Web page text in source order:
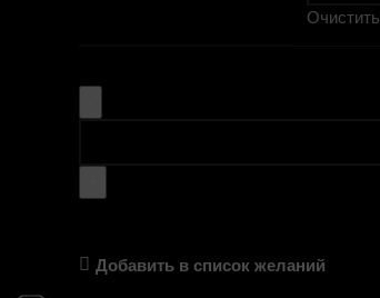
Очистить
Добавить в список желаний